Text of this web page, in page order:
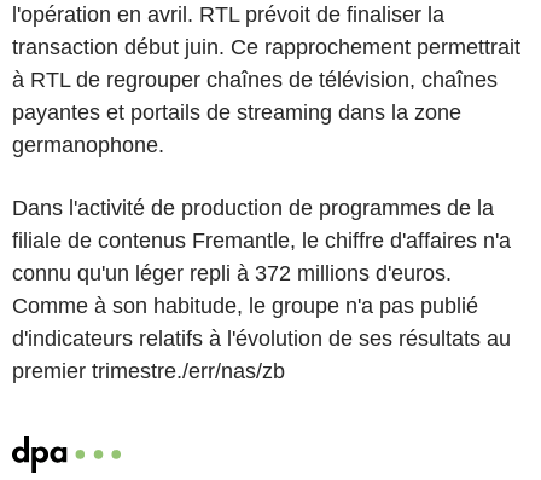
l'opération en avril. RTL prévoit de finaliser la
transaction début juin. Ce rapprochement permettrait
à RTL de regrouper chaînes de télévision, chaînes
payantes et portails de streaming dans la zone
germanophone.
Dans l'activité de production de programmes de la
filiale de contenus Fremantle, le chiffre d'affaires n'a
connu qu'un léger repli à 372 millions d'euros.
Comme à son habitude, le groupe n'a pas publié
d'indicateurs relatifs à l'évolution de ses résultats au
premier trimestre./err/nas/zb